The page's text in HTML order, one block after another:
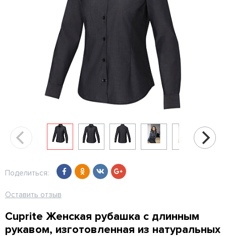
Поделиться:
Оставить отзыв
Cuprite Женская рубашка с длинным
рукавом, изготовленная из натуральных